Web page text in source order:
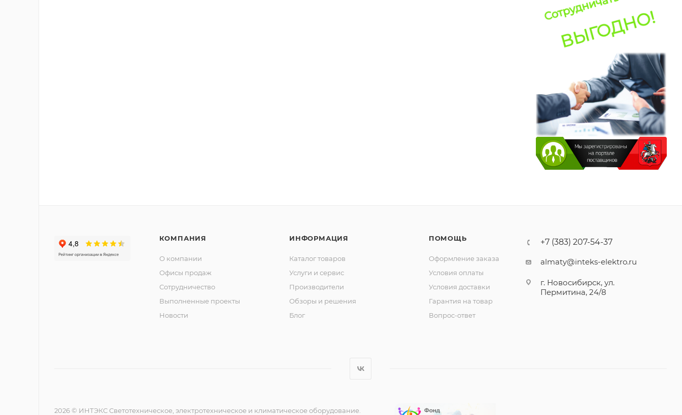
КОМПАНИЯ
О компании
Офисы продаж
Сотрудничество
Выполненные проекты
Новости
ИНФОРМАЦИЯ
Каталог товаров
Услуги и сервис
Производители
Обзоры и решения
Блог
ПОМОЩЬ
Оформление заказа
Условия оплаты
Условия доставки
Гарантия на товар
Вопрос-ответ
+7 (383) 207-54-37
almaty@inteks-elektro.ru
г. Новосибирск, ул.
Пермитина, 24/8
2026 © ИНТЭКС Светотехническое, электротехническое и климатическое оборудование.